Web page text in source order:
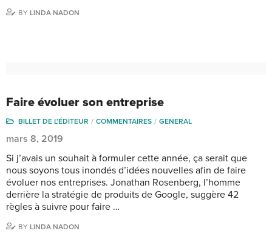
BY LINDA NADON
Faire évoluer son entreprise
BILLET DE L'ÉDITEUR COMMENTAIRES GENERAL
mars 8, 2019
Si j’avais un souhait à formuler cette année, ça serait que
nous soyons tous inondés d’idées nouvelles afin de faire
évoluer nos entreprises. Jonathan Rosenberg, l’homme
derrière la stratégie de produits de Google, suggère 42
règles à suivre pour faire …
BY LINDA NADON